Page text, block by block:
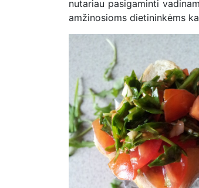
nutariau pasigaminti
amžinosioms dietininkėms